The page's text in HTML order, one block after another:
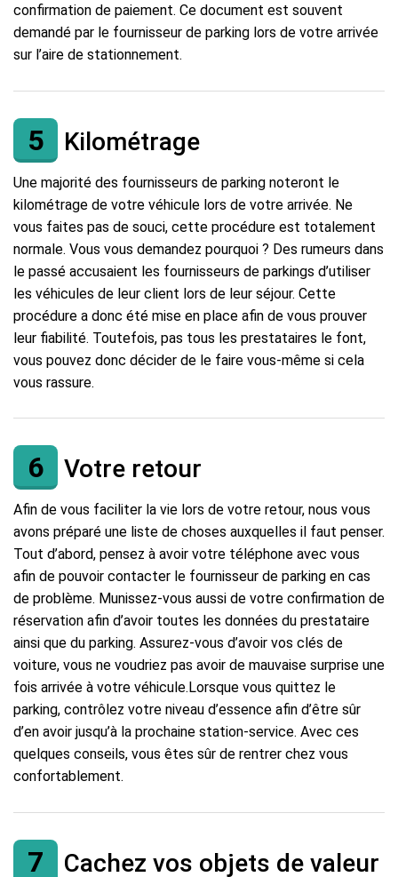
confirmation de paiement. Ce document est souvent
demandé par le fournisseur de parking lors de votre arrivée
sur l’aire de stationnement.
5 Kilométrage
Une majorité des fournisseurs de parking noteront le
kilométrage de votre véhicule lors de votre arrivée. Ne
vous faites pas de souci, cette procédure est totalement
normale. Vous vous demandez pourquoi ? Des rumeurs dans
le passé accusaient les fournisseurs de parkings d’utiliser
les véhicules de leur client lors de leur séjour. Cette
procédure a donc été mise en place afin de vous prouver
leur fiabilité. Toutefois, pas tous les prestataires le font,
vous pouvez donc décider de le faire vous-même si cela
vous rassure.
6 Votre retour
Afin de vous faciliter la vie lors de votre retour, nous vous
avons préparé une liste de choses auxquelles il faut penser.
Tout d’abord, pensez à avoir votre téléphone avec vous
afin de pouvoir contacter le fournisseur de parking en cas
de problème. Munissez-vous aussi de votre confirmation de
réservation afin d’avoir toutes les données du prestataire
ainsi que du parking. Assurez-vous d’avoir vos clés de
voiture, vous ne voudriez pas avoir de mauvaise surprise une
fois arrivée à votre véhicule.Lorsque vous quittez le
parking, contrôlez votre niveau d’essence afin d’être sûr
d’en avoir jusqu’à la prochaine station-service. Avec ces
quelques conseils, vous êtes sûr de rentrer chez vous
confortablement.
7 Cachez vos objets de valeur